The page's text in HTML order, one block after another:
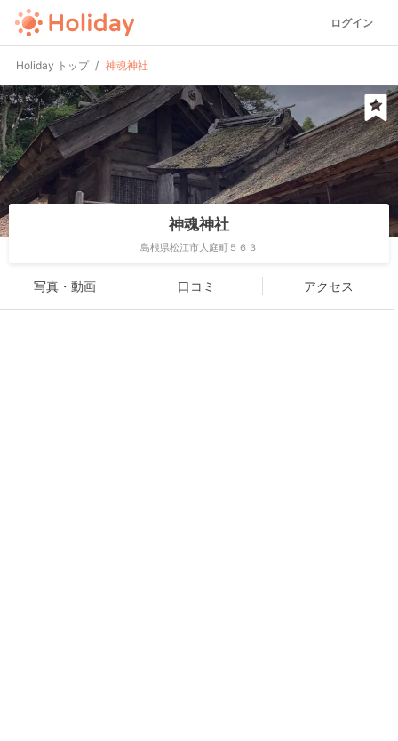
ログイン
Holiday トップ 神魂神社
神魂神社
島根県松江市大庭町５６３
写真・動画 口コミ アクセス